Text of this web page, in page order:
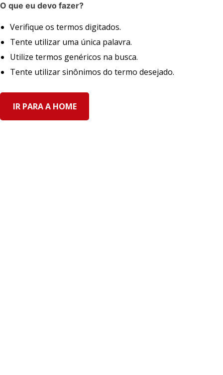
O que eu devo fazer?
Verifique os termos digitados.
Tente utilizar uma única palavra.
Utilize termos genéricos na busca.
Tente utilizar sinônimos do termo desejado.
IR PARA A HOME